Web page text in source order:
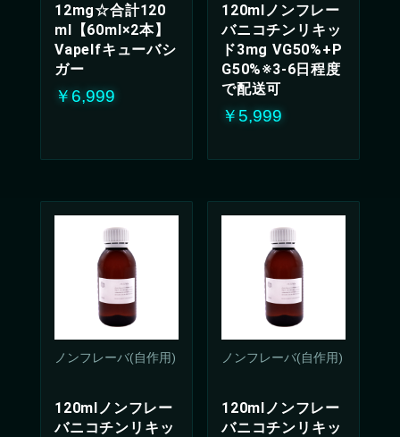
12mg☆合計120
ml【60ml×2本】
Vapelfキューバシ
ガー
￥6,999
120mlノンフレー
バニコチンリキッ
ド3mg VG50%+P
G50%※3-6日程度
で配送可
￥5,999
ノンフレーバ(自作用)
120mlノンフレー
バニコチンリキッ
ノンフレーバ(自作用)
120mlノンフレー
バニコチンリキッ